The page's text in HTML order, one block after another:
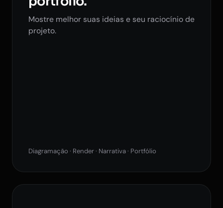
Mostre melhor suas ideias e seu raciocínio de
projeto.
Diagramação · Render · Narrativa · Portfólio